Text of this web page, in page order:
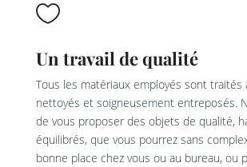

Un travail de qualité
Tous les matériaux employés sont traités
nettoyés et soigneusement entreposés.
de vous proposer des objets de qualité,
équilibrés, que vous pourrez sans
bonne place chez vous ou au bureau, ou